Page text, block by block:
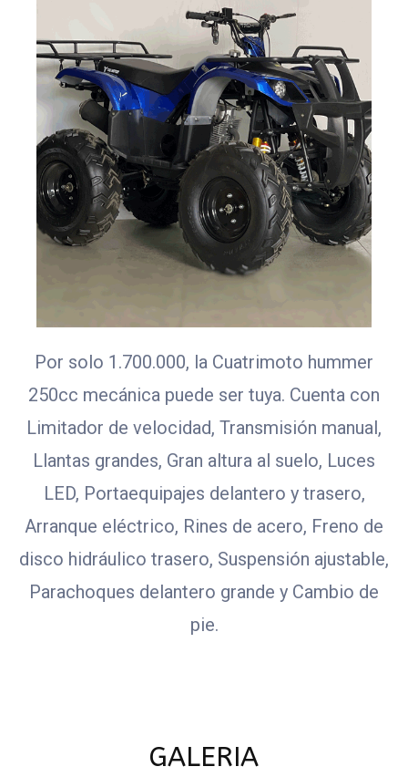
Por solo 1.700.000, la Cuatrimoto hummer
250cc mecánica puede ser tuya. Cuenta con
Limitador de velocidad, Transmisión manual,
Llantas grandes, Gran altura al suelo, Luces
LED, Portaequipajes delantero y trasero,
Arranque eléctrico, Rines de acero, Freno de
disco hidráulico trasero, Suspensión ajustable,
Parachoques delantero grande y Cambio de
pie.
GALERIA